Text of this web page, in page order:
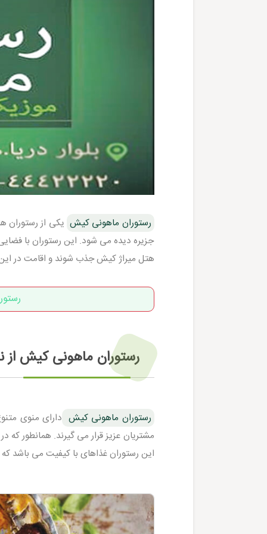
رستوران ماهونی کیش یکی از رستوران
جزیره دیده می شود. این رستوران با
هتل میراژ کیش جذب شوند و اقامت در
رستوران ماهونی کیش
رستوران ماهونی کیش دارای منوی
مشتریان عزیز قرار می گیرند. همانطور که
این رستوران غذاهای با کیفیت می باشد